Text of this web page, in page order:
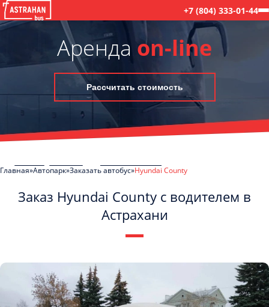
+7 (804) 333-01-44
Аренда on-line
Рассчитать стоимость
Главная Автопарк Заказать автобус Hyundai County
Заказ Hyundai County с водителем в
Астрахани
Политикой конфиденциальности
ознакомлен(а), даю согласие на